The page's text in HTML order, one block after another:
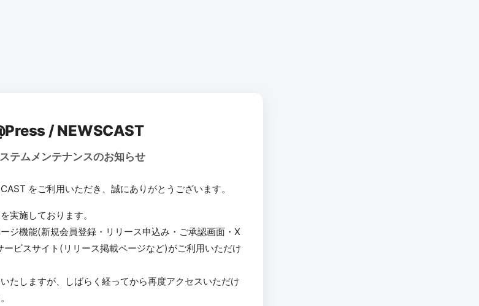
/ NEWSCAST
テムメンテナンスのお知らせ
をご利用いただき、誠にありがとうございます。
実施しております。
ジ機能(新規会員登録・リリース申込み・ご承認画面・X
ビスサイト(リリース掲載ページなど)がご利用いただけ
たしますが、しばらく経ってから再度アクセスいただけ